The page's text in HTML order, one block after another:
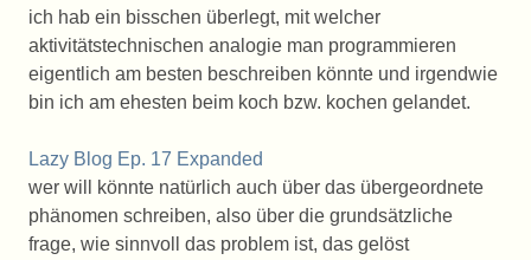
ich hab ein bisschen überlegt, mit welcher
aktivitätstechnischen analogie man programmieren
eigentlich am besten beschreiben könnte und irgendwie
bin ich am ehesten beim koch bzw. kochen gelandet.
Lazy Blog Ep. 17 Expanded
wer will könnte natürlich auch über das übergeordnete
phänomen schreiben, also über die grundsätzliche
frage, wie sinnvoll das problem ist, das gelöst